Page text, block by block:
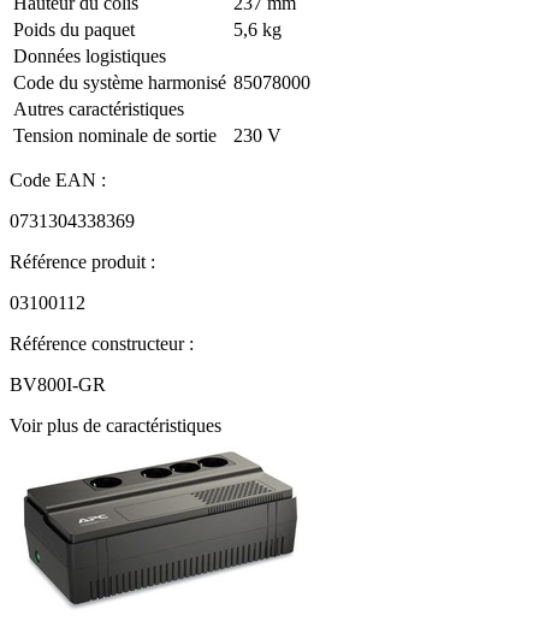
Poids du paquet
5,6 kg
Données logistiques
Code du système harmonisé 85078000
Autres caractéristiques
Tension nominale de sortie
230 V
Code EAN :
0731304338369
Référence produit :
03100112
Référence constructeur :
BV800I-GR
Voir plus de caractéristiques